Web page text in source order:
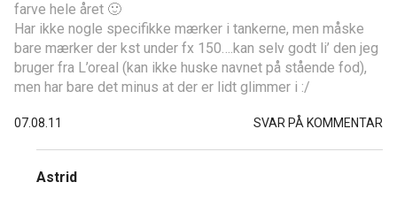
farve hele året 🙂
Har ikke nogle specifikke mærker i tankerne, men måske
bare mærker der kst under fx 150….kan selv godt li’ den jeg
bruger fra L’oreal (kan ikke huske navnet på stående fod),
men har bare det minus at der er lidt glimmer i :/
07.08.11 SVAR PÅ KOMMENTAR
Astrid